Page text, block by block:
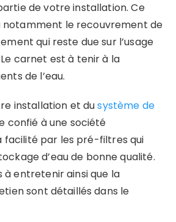
de votre installation. Ce
le recouvrement de
qui reste due sur l’usage
carnet est à tenir à la
de l’eau.
installation et dusystème de
confié à une société
facilité par les pré-filtres qui
d’eau de bonne qualité.
à entretenir ainsi que la
sont détaillés dans le